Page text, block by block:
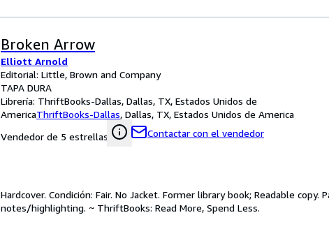
Broken Arrow
Elliott Arnold
Editorial: Little, Brown and Company
TAPA DURA
Librería: ThriftBooks-Dallas, Dallas, TX, Estados Unidos de
AmericaThriftBooks-Dallas, Dallas, TX, Estados Unidos de America
Vendedor de 5 estrellas
Contactar con el vendedor
Hardcover. Condición: Fair. No Jacket. Former library book; Readable copy.
notes/highlighting. ~ ThriftBooks: Read More, Spend Less.